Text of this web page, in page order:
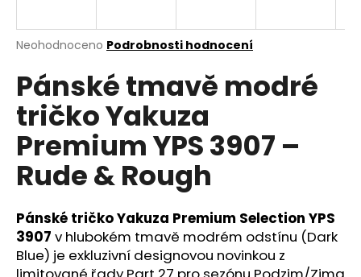
Průměrné
produktu
je
0,0
z
5
hvězdiček.
Neohodnoceno Podrobnosti hodnocení
Pánské tmavě modré
tričko Yakuza
Premium YPS 3907 –
Rude & Rough
Pánské tričko Yakuza Premium Selection YPS
3907 v hlubokém tmavě modrém odstínu (Dark
Blue) je exkluzivní designovou novinkou z
j
t
?
HLEDAT
D